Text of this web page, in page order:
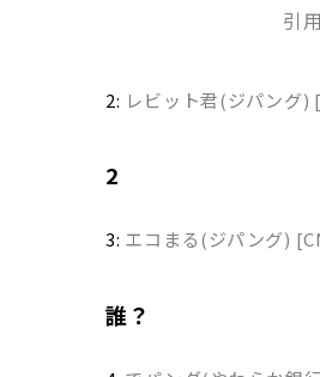
引
2: レビット君(ジパング)
2
3: エコまる(ジパング)
誰？